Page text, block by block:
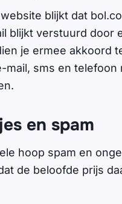
blijkt dat
blijkt verstuurd door
je ermee akkoord
sms en
en spam
hoop spam en
de beloofde prijs